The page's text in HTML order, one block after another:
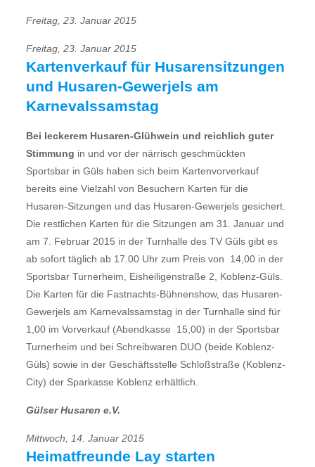
Freitag, 23. Januar 2015
Freitag, 23. Januar 2015
Kartenverkauf für Husarensitzungen
und Husaren-Gewerjels am
Karnevalssamstag
Bei leckerem Husaren-Glühwein und reichlich guter
Stimmung in und vor der närrisch geschmückten
Sportsbar in Güls haben sich beim Kartenvorverkauf
bereits eine Vielzahl von Besuchern Karten für die
Husaren-Sitzungen und das Husaren-Gewerjels gesichert.
Die restlichen Karten für die Sitzungen am 31. Januar und
am 7. Februar 2015 in der Turnhalle des TV Güls gibt es
ab sofort täglich ab 17.00 Uhr zum Preis von  14,00 in der
Sportsbar Turnerheim, Eisheiligenstraße 2, Koblenz-Güls.
Die Karten für die Fastnachts-Bühnenshow, das Husaren-
Gewerjels am Karnevalssamstag in der Turnhalle sind für 
1,00 im Vorverkauf (Abendkasse  15,00) in der Sportsbar
Turnerheim und bei Schreibwaren DUO (beide Koblenz-
Güls) sowie in der Geschäftsstelle Schloßstraße (Koblenz-
City) der Sparkasse Koblenz erhältlich.
Gülser Husaren e.V.
Mittwoch, 14. Januar 2015
Heimatfreunde Lay starten